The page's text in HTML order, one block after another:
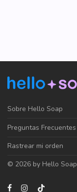
Sobre Hello Soap
Preguntas Frecuentes
Rastrear mi orden
© 2026 by Hello Soap